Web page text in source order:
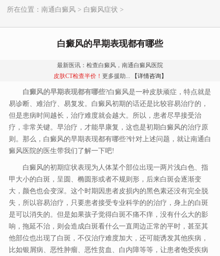
所在位置： 南通白癜风 > 白癜风症状 >
白癜风的早期表现都有哪些
最新医讯：检查白癜风，南通白癜风医院
皮肤CT检查半价！ 更多援助... 【详情咨询】
白癜风的早期表现都有哪些?白癜风是一种皮肤顽症，特点就是
易诊断、难治疗、易复发。白癜风初期的话还是比较容易治疗的，
但是患病时间越长，治疗难度就会越大。所以，患者尽早接受治
疗，非常关键。早治疗，才能早康复，这也是初期白癜风的治疗原
则。那么，白癜风的早期表现都有哪些?针对上述问题，就让南通白
癜风医院的医生带我们了解一下吧!
白癜风的初期症状表现为人体某个部位出现一两片浅白色、指
甲大小的白斑，呈圆、椭圆形或者不规则形，后来白斑会逐渐变
大，颜色也会变深。这个时期因患者皮损内的黑色素还没有完全脱
失，所以容易治疗，只要患者接受专业科学的的治疗，身上的白斑
是可以消失的。但是如果孩子觉得白斑不痛不痒，没有什么大的影
响，拖延不治，则会造成白斑看什么一直周边正常的平时，甚至其
他部位也出现了白斑，不仅治疗难度加大，还可能诱发其他疾病，
比如银屑病、恶性肿瘤、恶性贫血、白内障等等，让患者饱受疾病